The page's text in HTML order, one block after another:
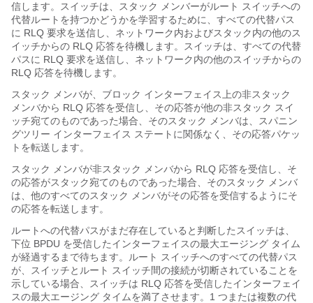
信します。スイッチは、スタック メンバーがルート スイッチへの
代替ルートを持つかどうかを学習するために、すべての代替パス
に RLQ 要求を送信し、ネットワーク内およびスタック内の他のス
イッチからの RLQ 応答を待機します。スイッチは、すべての代替
パスに RLQ 要求を送信し、ネットワーク内の他のスイッチからの
RLQ 応答を待機します。
スタック メンバが、ブロック インターフェイス上の非スタック
メンバから RLQ 応答を受信し、その応答が他の非スタック スイ
ッチ宛てのものであった場合、そのスタック メンバは、スパニン
グツリー インターフェイス ステートに関係なく、その応答パケッ
トを転送します。
スタック メンバが非スタック メンバから RLQ 応答を受信し、そ
の応答がスタック宛てのものであった場合、そのスタック メンバ
は、他のすべてのスタック メンバがその応答を受信するようにそ
の応答を転送します。
ルートへの代替パスがまだ存在していると判断したスイッチは、
下位 BPDU を受信したインターフェイスの最大エージング タイム
が経過するまで待ちます。ルート スイッチへのすべての代替パス
が、スイッチとルート スイッチ間の接続が切断されていることを
示している場合、スイッチは RLQ 応答を受信したインターフェイ
スの最大エージング タイムを満了させます。1 つまたは複数の代